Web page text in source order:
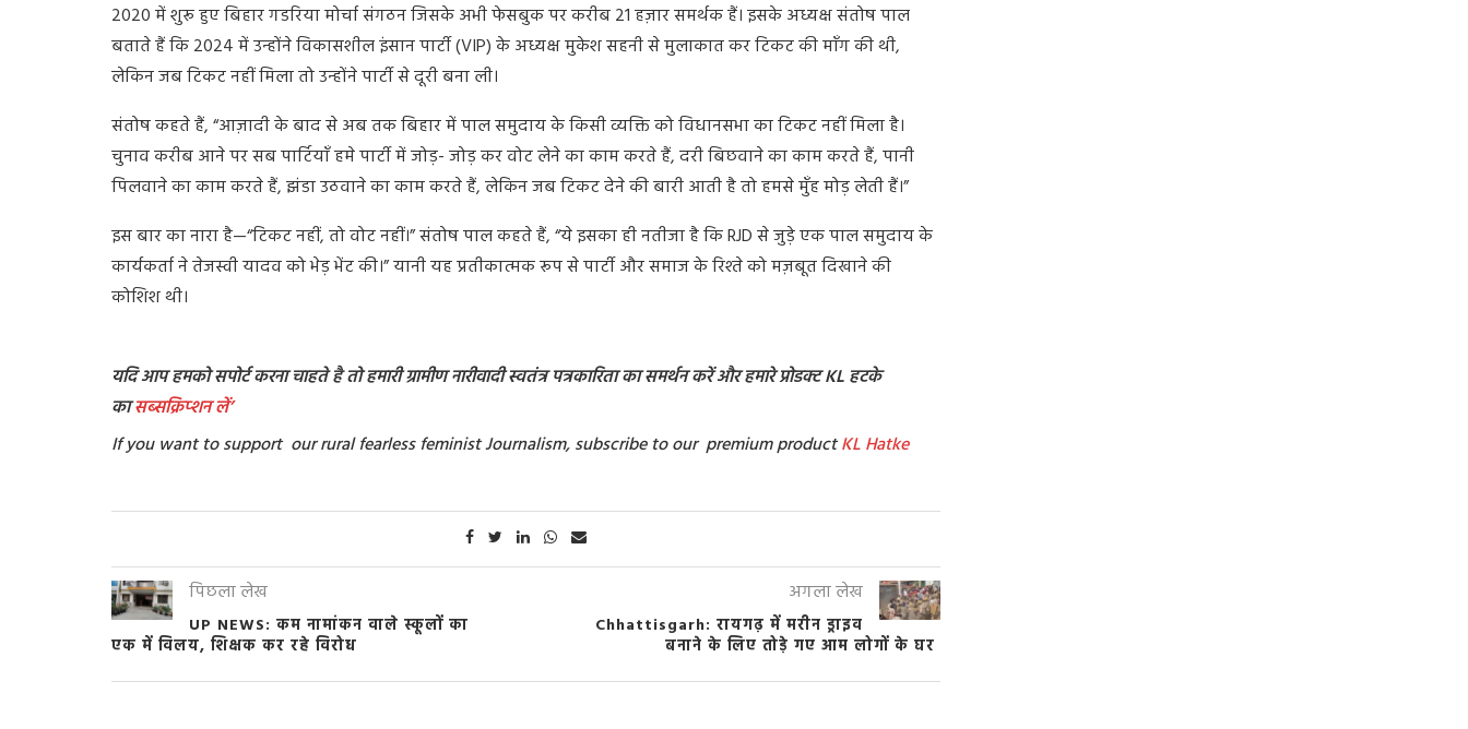
2020 में शुरू हुए बिहार गडरिया मोर्चा संगठन जिसके अभी फेसबुक पर करीब 21 हज़ार समर्थक हैं। इसके अध्यक्ष संतोष पाल
बताते हैं कि 2024 में उन्होंने विकासशील इंसान पार्टी (VIP) के अध्यक्ष मुकेश सहनी से मुलाकात कर टिकट की माँग की थी,
लेकिन जब टिकट नहीं मिला तो उन्होंने पार्टी से दूरी बना ली।
संतोष कहते हैं, “आज़ादी के बाद से अब तक बिहार में पाल समुदाय के किसी व्यक्ति को विधानसभा का टिकट नहीं मिला है।
चुनाव करीब आने पर सब पार्टियाँ हमे पार्टी में जोड़- जोड़ कर वोट लेने का काम करते हैं, दरी बिछवाने का काम करते हैं, पानी
पिलवाने का काम करते हैं, झंडा उठवाने का काम करते हैं, लेकिन जब टिकट देने की बारी आती है तो हमसे मुँह मोड़ लेती हैं।”
इस बार का नारा है—“टिकट नहीं, तो वोट नहीं।” संतोष पाल कहते हैं, “ये इसका ही नतीजा है कि RJD से जुड़े एक पाल समुदाय के
कार्यकर्ता ने तेजस्वी यादव को भेड़ भेंट की।” यानी यह प्रतीकात्मक रूप से पार्टी और समाज के रिश्ते को मज़बूत दिखाने की
कोशिश थी।
यदि आप हमको सपोर्ट करना चाहते है तो हमारी ग्रामीण नारीवादी स्वतंत्र पत्रकारिता का समर्थन करें और हमारे प्रोडक्ट KL हटके
कासब्सक्रिप्शनलें’
If you want to support our rural fearless feminist Journalism, subscribe to our premium productKL Hatke
पिछला लेख
UP NEWS: कम नामांकन वाले स्कूलों का
एक में विलय, शिक्षक कर रहे विरोध
अगला लेख
Chhattisgarh: रायगढ़ में मरीन ड्राइव
बनाने के लिए तोड़े गए आम लोगों के घर